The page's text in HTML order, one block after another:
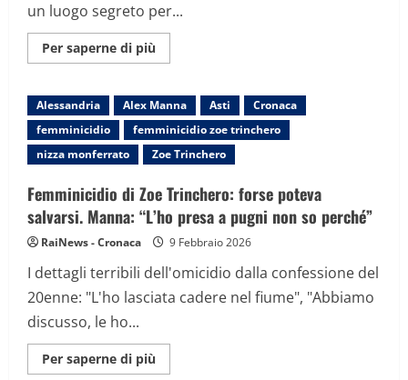
un luogo segreto per...
Per saperne di più
informazioni
Trinchero,
convalidato
il
fermo
di
Alex
Pm:
c’è
pericolo
di
fuga
Alessandria Alex Manna Asti
Cronaca
femminicidio
femminicidio zoe trinchero
nizza monferrato
Zoe Trinchero
Femminicidio di Zoe Trinchero: forse poteva
salvarsi. Manna: “L’ho presa a pugni non so perché”
RaiNews - Cronaca 9 Febbraio 2026
I dettagli terribili dell'omicidio dalla confessione del
20enne: "L'ho lasciata cadere nel fiume", "Abbiamo
discusso, le ho...
Per saperne di più
informazioni